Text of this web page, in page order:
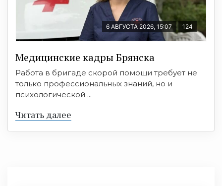
6 АВГУСТА 2026, 15:07 124
Медицинские кадры Брянска
Работа в бригаде скорой помощи требует не
только профессиональных знаний, но и
психологической ...
Читать далее